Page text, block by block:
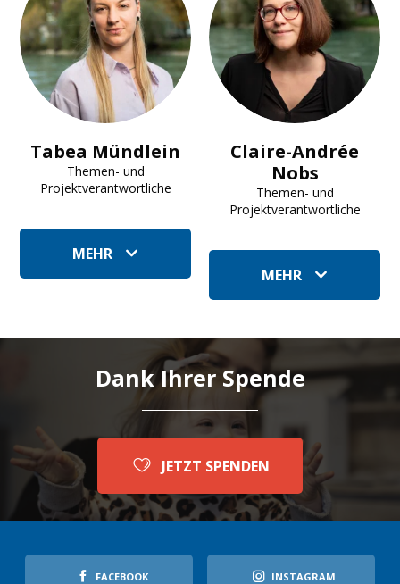
Tabea Mündlein
Themen- und
Projektverantwortliche
MEHR
Claire-Andrée
Nobs
Themen- und
Projektverantwortliche
MEHR
Dank Ihrer Spende
JETZT SPENDEN
FACEBOOK INSTAGRAM